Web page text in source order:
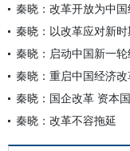
秦晓：改革开放为中
秦晓：以改革应对新
秦晓：启动中国新一
秦晓：重启中国经济
秦晓：国企改革 资本
秦晓：改革不容拖延